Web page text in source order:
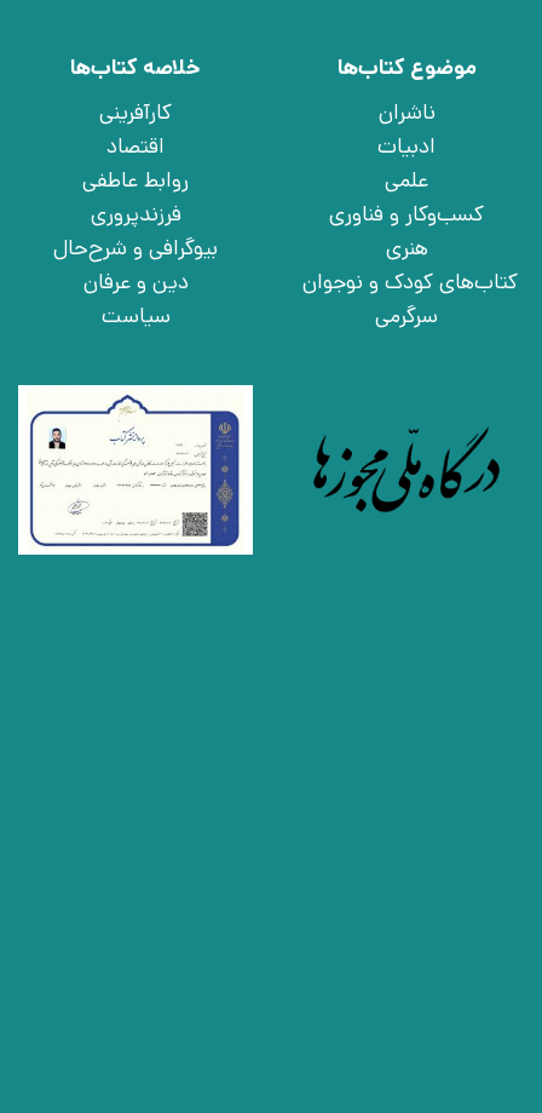
موضوع کتاب‌ها
ناشران
ادبیات
علمی
کسب‌وکار و فناوری
هنری
کتاب‌های کودک و نوجوان
سرگرمی
خلاصه کتاب‌ها
کارآفرینی
اقتصاد
روابط عاطفی
فرزندپروری
بیوگرافی و شرح‌حال
دین و عرفان
سیاست